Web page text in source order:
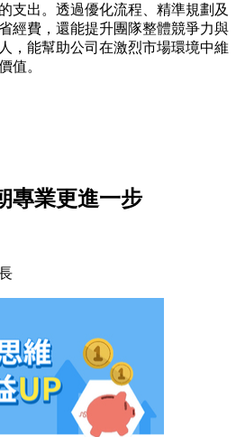
支出。透過優化流程、精準規劃及
經費，還能提升團隊整體競爭力與
，能幫助公司在激烈市場環境中維
值。
專業更進一步